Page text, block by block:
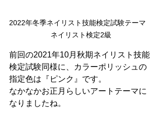
2022年冬季ネイリスト技能検定試験テーマ
ネイリスト検定2級
前回の2021年10月秋期ネイリスト技能
検定試験同様に、カラーポリッシュの
指定色は『ピンク』です。
なかなかお正月らしいアートテーマに
なりましたね。